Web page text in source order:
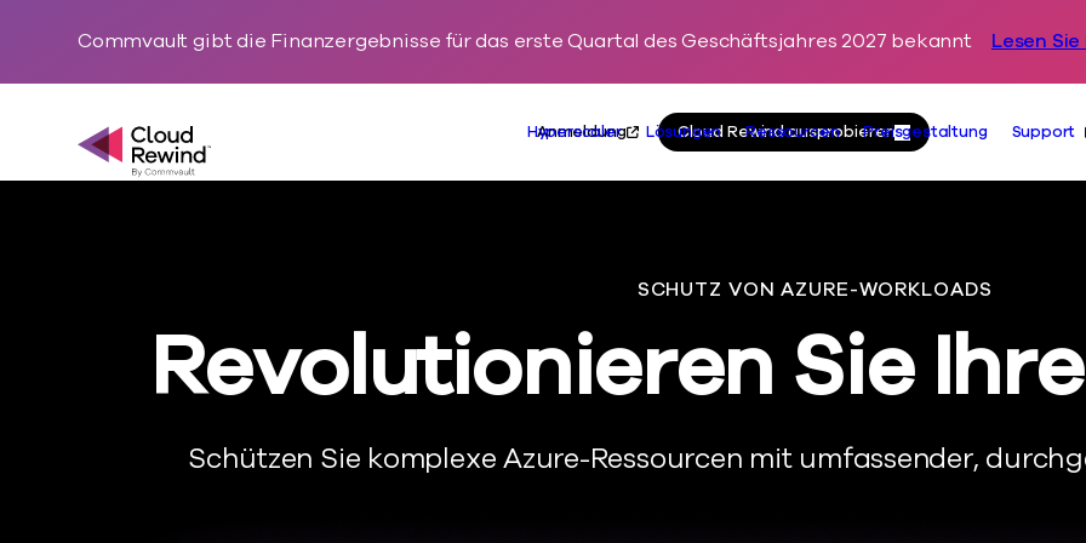
Zum Inhalt springen
Commvault gibt die Finanzergebnisse für das erste Quartal des Geschäftsjahres 2027 bekannt Lesen
Commvault Cloud Rewind Primäre Seite
Hyperscaler Lösungen Ressourcen Preisgestaltung Support
Aktionen
Anmeldung Cloud Rewind ausprobieren
SCHUTZ VON AZURE-WORKLOADS
Revolutionieren Sie
Schützen Sie komplexe Azure-Ressourcen mit umfassender,